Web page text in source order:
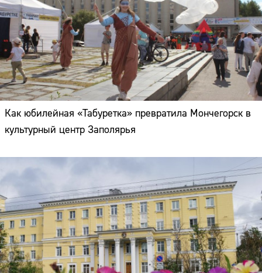
Как юбилейная «Табуретка» превратила Мончегорск в
культурный центр Заполярья